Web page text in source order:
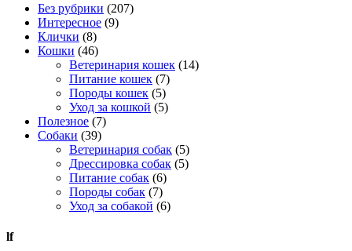
Без рубрики (207)
Интересное (9)
Клички (8)
Кошки (46)
Ветеринария кошек (14)
Питание кошек (7)
Породы кошек (5)
Уход за кошкой (5)
Полезное (7)
Собаки (39)
Ветеринария собак (5)
Дрессировка собак (5)
Питание собак (6)
Породы собак (7)
Уход за собакой (6)
lf